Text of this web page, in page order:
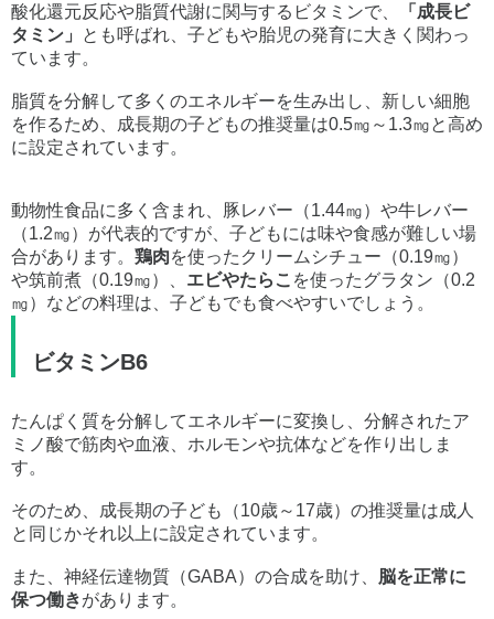
酸化還元反応や脂質代謝に関与するビタミンで、
「成長ビ
タミン」
とも呼ばれ、子どもや胎児の発育に大きく関わっ
ています。
脂質を分解して多くのエネルギーを生み出し、新しい細胞
を作るため、成長期の子どもの推奨量は0.5㎎～1.3㎎と高め
に設定されています。
動物性食品に多く含まれ、豚レバー（1.44㎎）や牛レバー
（1.2㎎）が代表的ですが、子どもには味や食感が難しい場
合があります。 鶏肉を使ったクリームシチュー（0.19㎎）
や筑前煮（0.19㎎）、 エビやたらこ を使ったグラタン（0.2
㎎）などの料理は、子どもでも食べやすいでしょう。
ビタミンB6
たんぱく質を分解してエネルギーに変換し、分解されたア
ミノ酸で筋肉や血液、ホルモンや抗体などを作り出しま
す。
そのため、成長期の子ども（10歳～17歳）の推奨量は成人
と同じかそれ以上に設定されています。
また、神経伝達物質（GABA）の合成を助け、 脳を正常に
保つ働きがあります。